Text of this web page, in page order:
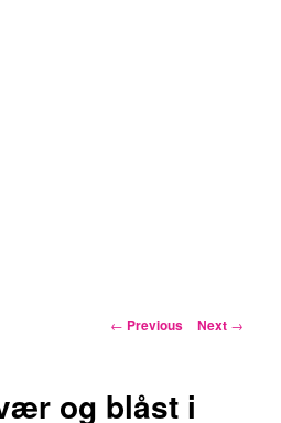
Post
← Previous Next →
og blåst i